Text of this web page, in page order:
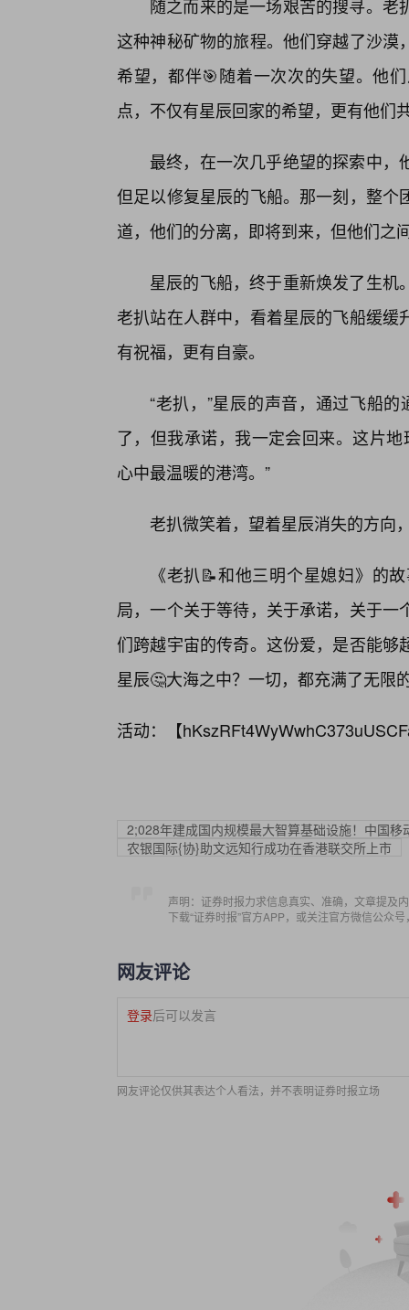
随之而来的是一场艰苦的搜寻。
这种神秘矿物的旅程。他们穿越了沙
希望，都伴🎯随着一次次的失望。他
点，不仅有星辰回家的希望，更有他们
最终，在一次几乎绝望的探索中
但足以修复星辰的飞船。那一刻，整
道，他们的分离，即将到来，但他们之
星辰的飞船，终于重新焕发了生
老扒站在人群中，看着星辰的飞船缓
有祝福，更有自豪。
“老扒，”星辰的声音，通过飞船
了，但我承诺，我一定会回来。这片
心中最温暖的港湾。”
老扒微笑着，望着星辰消失的方向
《老扒📝和他三明个星媳妇》的
局，一个关于等待，关于承诺，关于
们跨越宇宙的传奇。这份爱，是否能
星辰🤔大海之中？一切，都充满了无限
活动：【
2;028年建成国内规模最大智算基础设施！中国移
农银国际{协}助文远知行成功在香港联交所上市
声明：证券时报力求信息真实、准确，文章提及
下载“证券时报”官方APP，或关注官方微信公众
网友评论
登录后可以发言
网友评论仅供其表达个人看法，并不表明证券时报立场